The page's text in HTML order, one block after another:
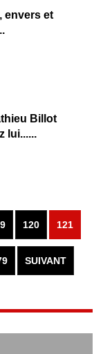
envers et
Billot
lui......
120 121
SUIVANT